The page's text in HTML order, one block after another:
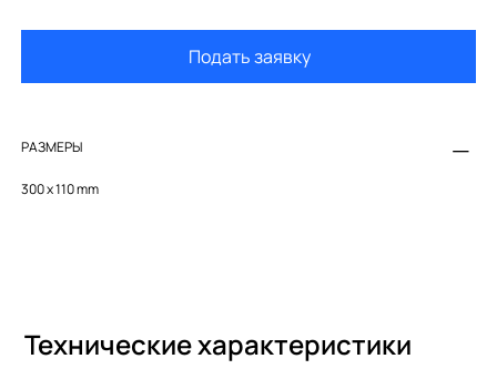
Подать заявку
РАЗМЕРЫ
300 x 110 mm
Технические характеристики